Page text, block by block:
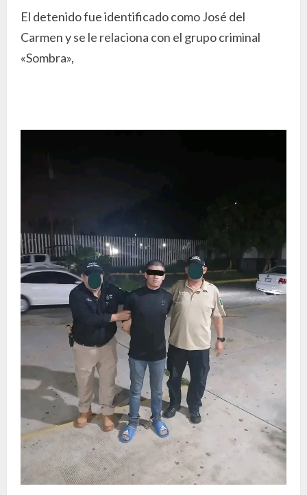
El detenido fue identificado como José del
Carmen y se le relaciona con el grupo criminal
«Sombra»,